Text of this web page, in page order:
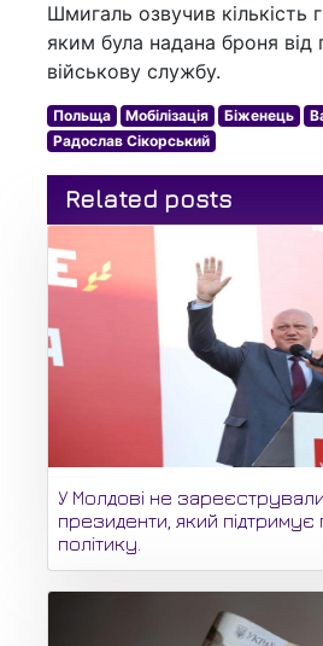
Шмигаль озвучив кількість
яким була надана броня від
військову службу.
Польща Мобілізація Біженець
Радослав Сікорський
Related posts
У Молдові не
президенти, який
політику.